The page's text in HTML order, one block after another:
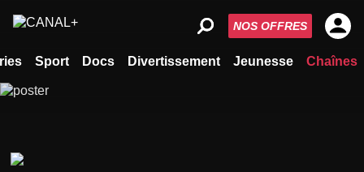
Sport Docs Divertissement Jeunesse Chaînes
NOS OFFRES